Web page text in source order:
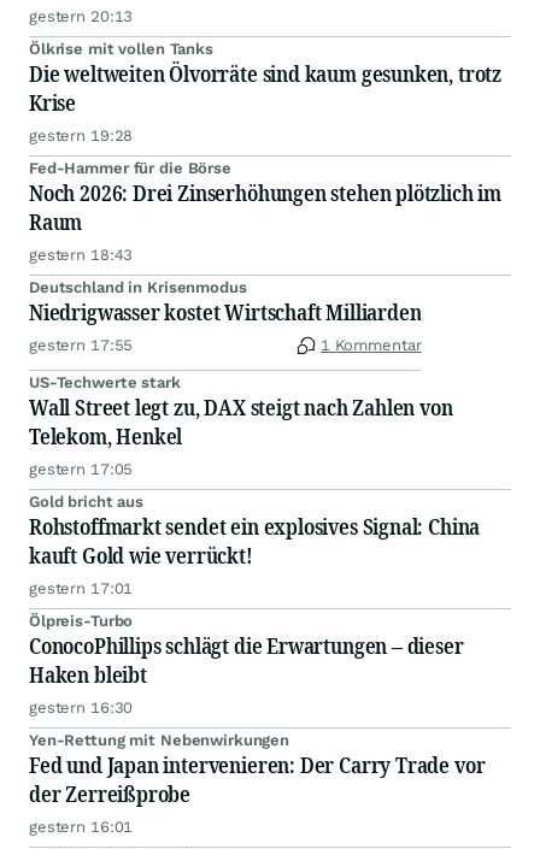
gestern 20:13
Ölkrise mit vollen Tanks
Die weltweiten Ölvorräte sind kaum gesunken, trotz
Krise
gestern 19:28
Fed-Hammer für die Börse
Noch 2026: Drei Zinserhöhungen stehen plötzlich im
Raum
gestern 18:43
Deutschland in Krisenmodus
Niedrigwasser kostet Wirtschaft Milliarden
gestern 17:55 1 Kommentar
US-Techwerte stark
Wall Street legt zu, DAX steigt nach Zahlen von
Telekom, Henkel
gestern 17:05
Gold bricht aus
Rohstoffmarkt sendet ein explosives Signal: China
kauft Gold wie verrückt!
gestern 17:01
Ölpreis-Turbo
ConocoPhillips schlägt die Erwartungen – dieser
Haken bleibt
gestern 16:30
Yen-Rettung mit Nebenwirkungen
Fed und Japan intervenieren: Der Carry Trade vor
der Zerreißprobe
gestern 16:01